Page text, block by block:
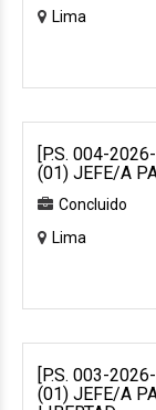
Lima
[P.S. 004-
(01) JEFE/A
Concluido
Lima
[P.S. 003-
(01) JEFE/A